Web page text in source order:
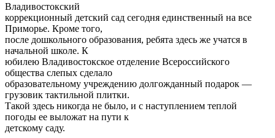
Владивостокский
коррекционный детский сад сегодня единственный на все
Приморье. Кроме того,
после дошкольного образования, ребята здесь же учатся в
начальной школе. К
юбилею Владивостокское отделение Всероссийского
общества слепых сделало
образовательному учреждению долгожданный подарок —
грузовик тактильной плитки.
Такой здесь никогда не было, и с наступлением теплой
погоды ее выложат на пути к
детскому саду.